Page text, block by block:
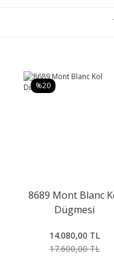
%20
8689 Mont Blanc
Dügmesi
14.080,00 TL
17.600,00 TL